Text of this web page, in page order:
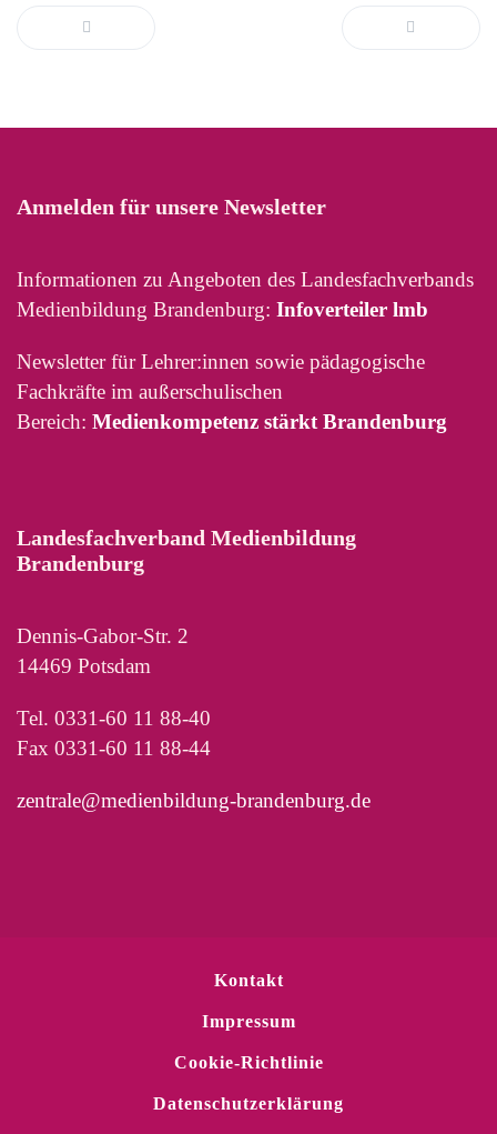
Anmelden für unsere Newsletter
Informationen zu Angeboten des Landesfachverbands
Medienbildung Brandenburg: Infoverteiler lmb
Newsletter für Lehrer:innen sowie pädagogische
Fachkräfte im außerschulischen
Bereich: Medienkompetenz stärkt Brandenburg
Landesfachverband Medienbildung
Brandenburg
Dennis-Gabor-Str. 2
14469 Potsdam
Tel. 0331-60 11 88-40
Fax 0331-60 11 88-44
zentrale@medienbildung-brandenburg.de
Kontakt
Impressum
Cookie-Richtlinie
Datenschutzerklärung